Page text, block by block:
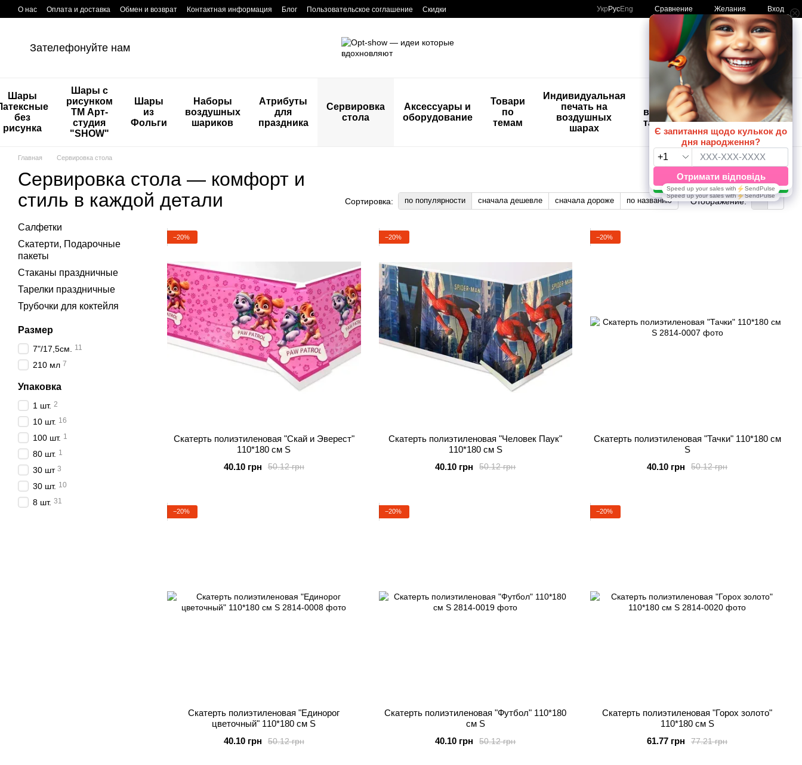
Перейти к основному контенту
О нас Оплата и доставка Обмен и возврат Контактная информация Блог Пользовательское соглашение Скидки Укр РусEng Сравнение Желания Вход
Зателефонуйте нам Мой заказ
Шары
без
рисунка
Шары с
рисунком
ТМ Арт-
студия
"SHOW"
Шары
из
Фольги
Наборы
воздушных
шариков
Атрибуты
для
праздника
Сервировка
стола
Аксессуары и
оборудование
Товари
по
темам
Индивидуальная
печать на
воздушных
шарах
Детские
временные
татуировки
🚨🚨🚨
Распродажа
Шары с
рисунком
😀🎈
Главная Сервировка стола
Сервировка стола — комфорт и
стиль в каждой детали
Сортировка: по популярности сначала дешевле сначала дороже по названию Отображение:
−20%
Скатерть полиэтиленовая "Скай и Эверест"
110*180 см S
50.12 грн
40.10 грн
−20%
Скатерть полиэтиленовая "Человек Паук"
110*180 см S
50.12 грн
40.10 грн
−20%
Скатерть полиэтиленовая "Тачки" 110*180 см
S
50.12 грн
40.10 грн
−20%
Скатерть полиэтиленовая "Единорог
цветочный" 110*180 см S
50.12 грн
40.10 грн
−20%
Скатерть полиэтиленовая "Футбол" 110*180
см S
50.12 грн
40.10 грн
−20%
Скатерть полиэтиленовая "Горох золото"
110*180 см S
77.21 грн
61.77 грн
Салфетки
Скатерти, Подарочные
пакеты
Стаканы праздничные
Тарелки праздничные
Трубочки для коктейля
Размер
7"/17,5см. 11
210 мл 7
Упаковка
1 шт. 2
10 шт. 16
100 шт. 1
80 шт. 1
30 шт 3
30 шт. 10
8 шт. 31